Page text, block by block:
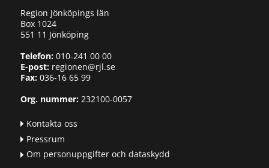
Region Jönköpings län
Box 1024
551 11 Jönköping
Telefon:010-241 00 00
E-post:regionen@rjl.se
Fax: 036-16 65 99
Org. nummer:232100-0057
Kontakta oss
Pressrum
Om personuppgifter och dataskydd